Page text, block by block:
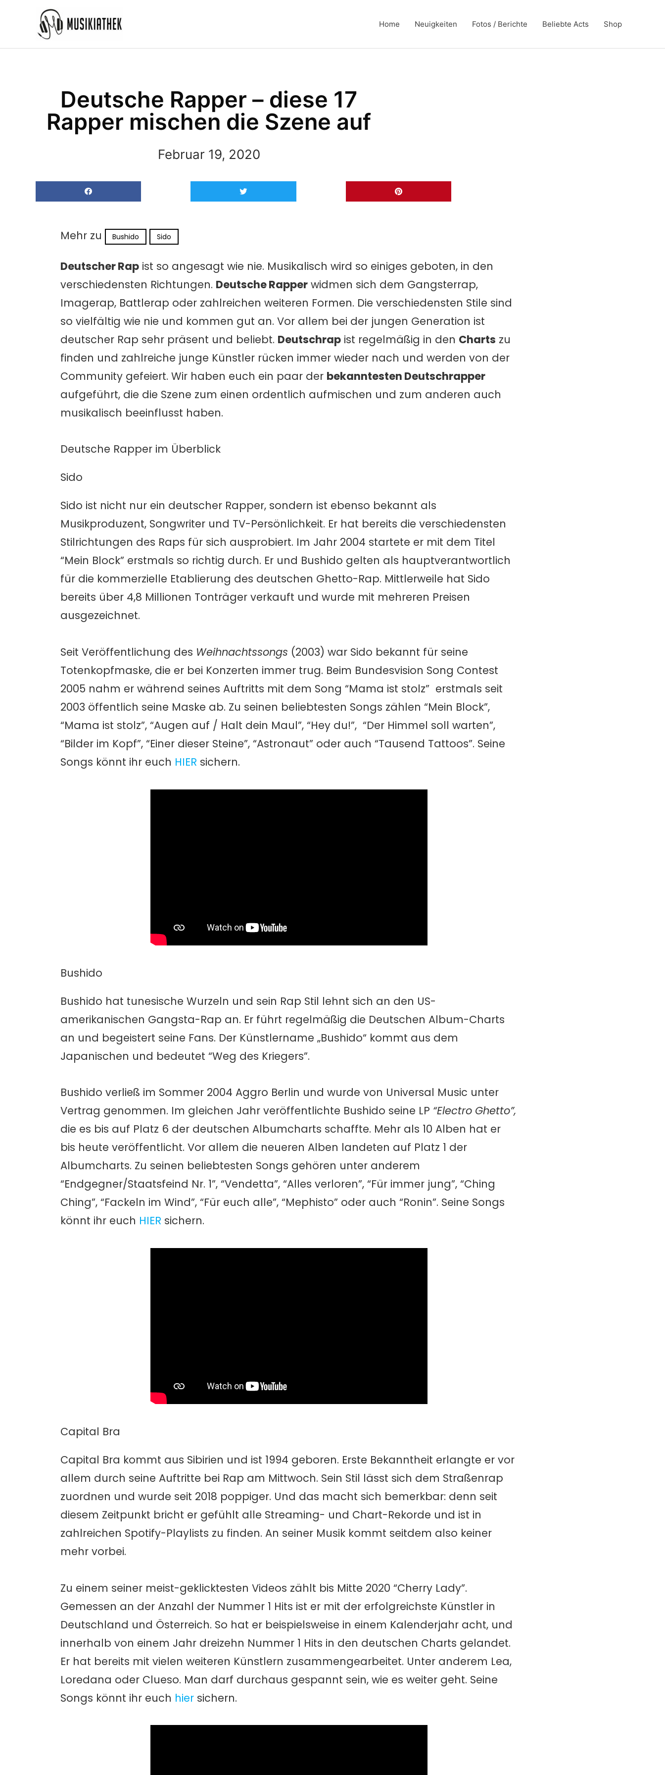
Home Neuigkeiten Fotos / Berichte Beliebte Acts Shop
Deutsche Rapper – diese 17
Rapper mischen die Szene auf
Februar 19, 2020
Mehr zu Bushido Sido
Deutscher Rap ist so angesagt wie nie. Musikalisch wird so einiges geboten, in den
verschiedensten Richtungen. Deutsche Rapper widmen sich dem Gangsterrap,
Imagerap, Battlerap oder zahlreichen weiteren Formen. Die verschiedensten Stile sind
so vielfältig wie nie und kommen gut an. Vor allem bei der jungen Generation ist
deutscher Rap sehr präsent und beliebt. Deutschrap ist regelmäßig in den Charts zu
finden und zahlreiche junge Künstler rücken immer wieder nach und werden von der
Community gefeiert. Wir haben euch ein paar der bekanntesten Deutschrapper
aufgeführt, die die Szene zum einen ordentlich aufmischen und zum anderen auch
musikalisch beeinflusst haben.
Deutsche Rapper im Überblick
Sido
Sido ist nicht nur ein deutscher Rapper, sondern ist ebenso bekannt als
Musikproduzent, Songwriter und TV-Persönlichkeit. Er hat bereits die verschiedensten
Stilrichtungen des Raps für sich ausprobiert. Im Jahr 2004 startete er mit dem Titel
“Mein Block” erstmals so richtig durch. Er und Bushido gelten als hauptverantwortlich
für die kommerzielle Etablierung des deutschen Ghetto-Rap. Mittlerweile hat Sido
bereits über 4,8 Millionen Tonträger verkauft und wurde mit mehreren Preisen
ausgezeichnet.
Seit Veröffentlichung des Weihnachtssongs (2003) war Sido bekannt für seine
Totenkopfmaske, die er bei Konzerten immer trug. Beim Bundesvision Song Contest
2005 nahm er während seines Auftritts mit dem Song “Mama ist stolz” erstmals seit
2003 öffentlich seine Maske ab. Zu seinen beliebtesten Songs zählen “Mein Block”,
“Mama ist stolz”, “Augen auf / Halt dein Maul”, “Hey du!”, “Der Himmel soll warten”,
“Bilder im Kopf”, “Einer dieser Steine”, “Astronaut” oder auch “Tausend Tattoos”. Seine
Songs könnt ihr euch HIER sichern.
Bushido
Bushido hat tunesische Wurzeln und sein Rap Stil lehnt sich an den US-
amerikanischen Gangsta-Rap an. Er führt regelmäßig die Deutschen Album-Charts
an und begeistert seine Fans. Der Künstlername „Bushido“ kommt aus dem
Japanischen und bedeutet “Weg des Kriegers”.
Bushido verließ im Sommer 2004 Aggro Berlin und wurde von Universal Music unter
Vertrag genommen. Im gleichen Jahr veröffentlichte Bushido seine LP “Electro Ghetto”,
die es bis auf Platz 6 der deutschen Albumcharts schaffte. Mehr als 10 Alben hat er
bis heute veröffentlicht. Vor allem die neueren Alben landeten auf Platz 1 der
Albumcharts. Zu seinen beliebtesten Songs gehören unter anderem
“Endgegner/Staatsfeind Nr. 1”, “Vendetta”, “Alles verloren”, “Für immer jung”, “Ching
Ching”, “Fackeln im Wind”, “Für euch alle”, “Mephisto” oder auch “Ronin”. Seine Songs
könnt ihr euch HIER sichern.
Capital Bra
Capital Bra kommt aus Sibirien und ist 1994 geboren. Erste Bekanntheit erlangte er vor
allem durch seine Auftritte bei Rap am Mittwoch. Sein Stil lässt sich dem Straßenrap
zuordnen und wurde seit 2018 poppiger. Und das macht sich bemerkbar: denn seit
diesem Zeitpunkt bricht er gefühlt alle Streaming- und Chart-Rekorde und ist in
zahlreichen Spotify-Playlists zu finden. An seiner Musik kommt seitdem also keiner
mehr vorbei.
Zu einem seiner meist-geklicktesten Videos zählt bis Mitte 2020 “Cherry Lady”.
Gemessen an der Anzahl der Nummer 1 Hits ist er mit der erfolgreichste Künstler in
Deutschland und Österreich. So hat er beispielsweise in einem Kalenderjahr acht, und
innerhalb von einem Jahr dreizehn Nummer 1 Hits in den deutschen Charts gelandet.
Er hat bereits mit vielen weiteren Künstlern zusammengearbeitet. Unter anderem Lea,
Loredana oder Clueso. Man darf durchaus gespannt sein, wie es weiter geht. Seine
Songs könnt ihr euch hier sichern.